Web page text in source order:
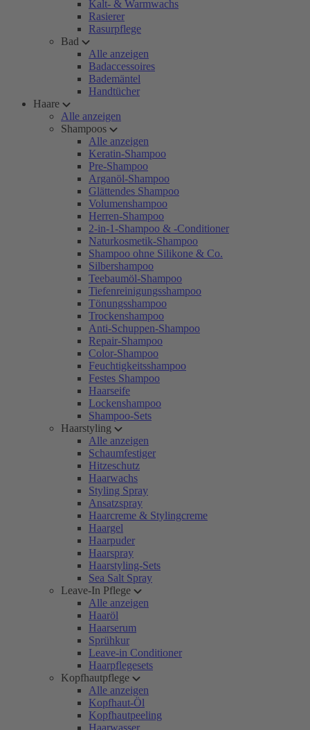
Kalt- & Warmwachs
Rasierer
Rasurpflege
Bad
Alle anzeigen
Badaccessoires
Bademäntel
Handtücher
Haare
Alle anzeigen
Shampoos
Alle anzeigen
Keratin-Shampoo
Pre-Shampoo
Arganöl-Shampoo
Glättendes Shampoo
Volumenshampoo
Herren-Shampoo
2-in-1-Shampoo & -Conditioner
Naturkosmetik-Shampoo
Shampoo ohne Silikone & Co.
Silbershampoo
Teebaumöl-Shampoo
Tiefenreinigungsshampoo
Tönungsshampoo
Trockenshampoo
Anti-Schuppen-Shampoo
Repair-Shampoo
Color-Shampoo
Feuchtigkeitsshampoo
Festes Shampoo
Haarseife
Lockenshampoo
Shampoo-Sets
Haarstyling
Alle anzeigen
Schaumfestiger
Hitzeschutz
Haarwachs
Styling Spray
Ansatzspray
Haarcreme & Stylingcreme
Haargel
Haarpuder
Haarspray
Haarstyling-Sets
Sea Salt Spray
Leave-In Pflege
Alle anzeigen
Haaröl
Haarserum
Sprühkur
Leave-in Conditioner
Haarpflegesets
Kopfhautpflege
Alle anzeigen
Kopfhaut-Öl
Kopfhautpeeling
Haarwasser